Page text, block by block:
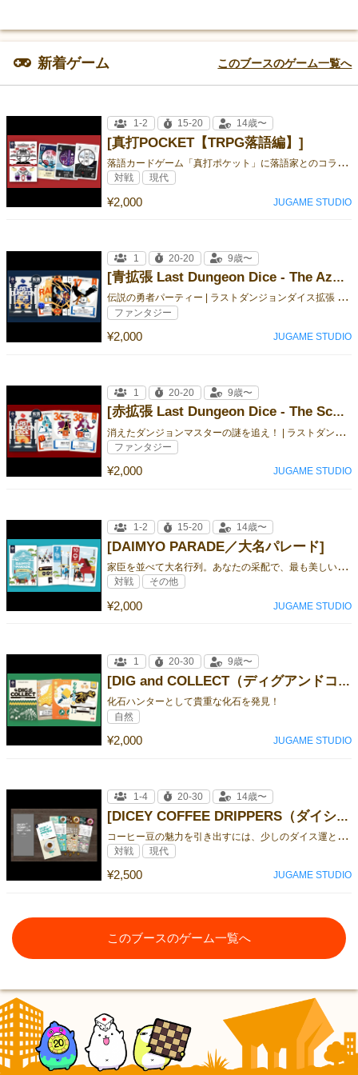
新着ゲーム このブースのゲーム一覧へ
[真打POCKET【TRPG落語編】]
落
語カードゲーム「真打ポケット」に落語家とのコラボバージョンが登場
¥2,000
1-2 15-20 14歳〜
対戦 現代
JUGAME STUDIO
[青拡張 Last Dungeon Dice - The Azure Orb -（ラストダンジョン ダイス 紺碧のオーブ）]
伝
説の勇者パーティー | ラストダンジョンダイス拡張 第3弾
¥2,000
1 20-20 9歳〜
ファンタジー
JUGAME STUDIO
[赤拡張 Last Dungeon Dice - The Scarlet Orb -（ラストダンジョン ダイス 深紅のオーブ）]
消
えたダンジョンマスターの謎を追え！ | ラストダンジョンダイス拡張 第2弾
¥2,000
1 20-20 9歳〜
ファンタジー
JUGAME STUDIO
[DAIMYO PARADE／大名パレード]
家
臣を並べて大名行列。あなたの采配で、最も美しい大名行列を完成させよう！
¥2,000
1-2 15-20 14歳〜
対戦 その他
JUGAME STUDIO
[DIG and COLLECT（ディグアンドコレクト）]
化石ハンターとして貴重な化石を発見！
¥2,000
1 20-30 9歳〜
自然
JUGAME STUDIO
[DICEY COFFEE DRIPPERS（ダイシー・コーヒー・ドリッパーズ）ファーストバッチ]
コ
ーヒー豆の魅力を引き出すには、少しのダイス運とあなたの腕が必要です。
¥2,500
1-4 20-30 14歳〜
対戦 現代
JUGAME STUDIO
このブースのゲーム一覧へ